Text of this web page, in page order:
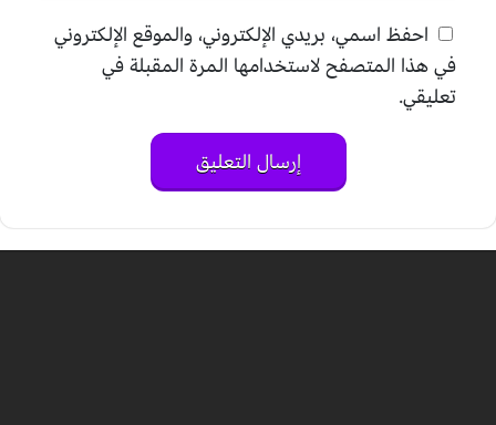
احفظ اسمي، بريدي الإلكتروني، والموقع الإلكتروني
في هذا المتصفح لاستخدامها المرة المقبلة في
تعليقي.